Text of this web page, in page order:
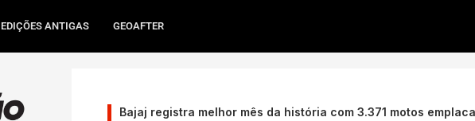
EDIÇÕES ANTIGAS GEOAFTER
Bajaj registra melhor mês da história com 3.371 motos